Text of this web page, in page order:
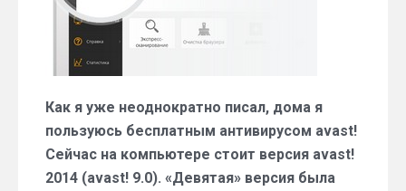
Как я уже неоднократно писал, дома я
пользуюсь бесплатным антивирусом avast!
Сейчас на компьютере стоит версия avast!
2014 (avast! 9.0). «Девятая» версия была